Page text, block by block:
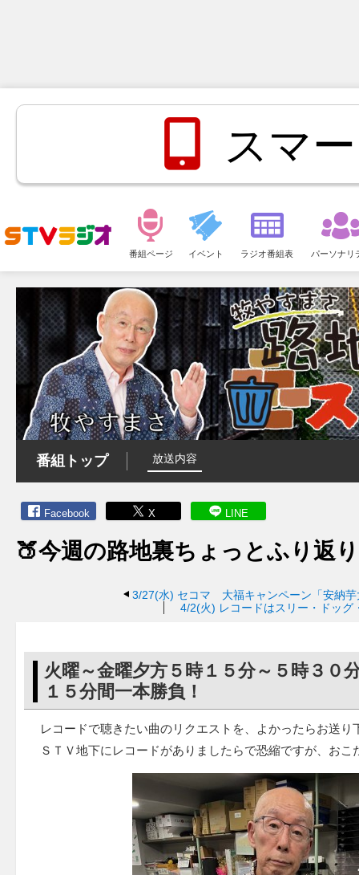
スマ
ュ
ー
番組ページ イベント ラジオ番組表 パーソナリ
番組トップ 放送内容
Facebook X LINE
🍑今週の路地裏ちょっとふり返
3/27(水) セコマ 大福キャンペーン「安納芋
4/2(火) レコードはスリー・ドッグ
火曜～金曜夕方５時１５分～５時３０
１５分間一本勝負！
レコードで聴きたい曲のリクエストを、よかったらお送り
ＳＴＶ地下にレコードがありましたらで恐縮ですが、おこ